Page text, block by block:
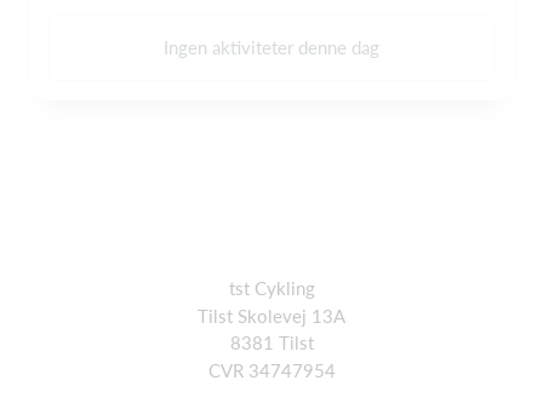
Ingen aktiviteter denne dag
tst Cykling
Tilst Skolevej 13A
8381 Tilst
CVR 34747954